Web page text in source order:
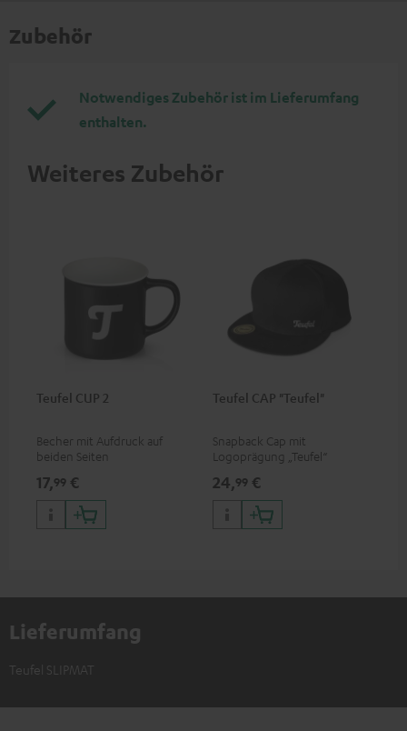
Zubehör
Notwendiges Zubehör ist im Lieferumfang
enthalten.
Weiteres Zubehör
Teufel CUP 2
Becher mit Aufdruck auf
beiden Seiten
17,99 €
Teufel CAP "Teufel"
Snapback Cap mit
Logoprägung „Teufel“
24,99 €
Lieferumfang
Teufel SLIPMAT